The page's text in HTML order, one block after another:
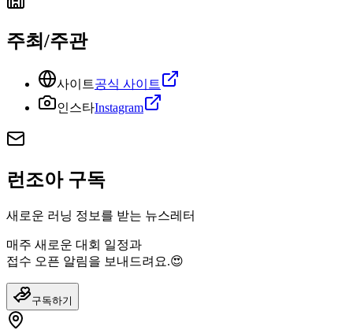
주최/주관
사이트공식 사이트
인스타Instagram
런조아 구독
새로운 러닝 정보를 받는 뉴스레터
매주 새로운 대회 일정과
접수 오픈 알림을 보내드려요.😍
구독하기